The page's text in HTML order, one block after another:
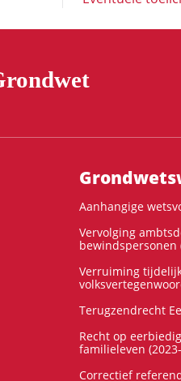
Aanhangige
Vervolging
bewindspersonen
Verruiming
Terugzendrecht
Recht op
familieleven
Correctief